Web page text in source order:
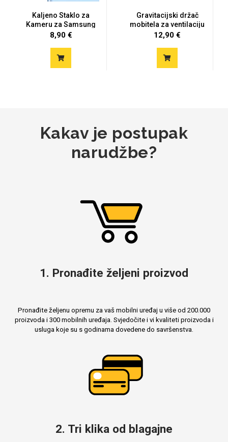
Kaljeno Staklo za
Kameru za Samsung
Galaxy S20
8,90 €
Gravitacijski držač
mobitela za ventilaciju
12,90 €
Kakav je postupak
narudžbe?
1. Pronađite željeni proizvod
Pronađite željenu opremu za vaš mobilni uređaj u više od 200.000
proizvoda i 300 mobilnih uređaja. Svjedočite i vi kvaliteti proizvoda i
usluga koje su s godinama dovedene do savršenstva.
2. Tri klika od blagajne
Mix